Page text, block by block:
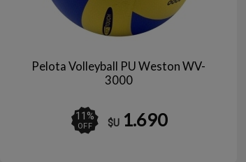
Pelota Volleyball PU Weston WV-
3000
11 %
OFF $U 1.690